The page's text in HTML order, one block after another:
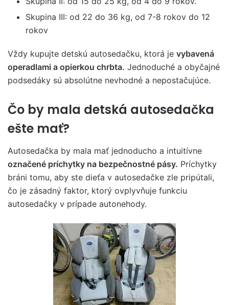
Skupina III: od 22 do 36 kg, od 7-8 rokov do 12
rokov
Vždy kupujte detskú autosedačku, ktorá je vybavená
operadlami a opierkou chrbta. Jednoduché a obyčajné
podsedáky sú absolútne nevhodné a nepostačujúce.
Čo by mala detská autosedačka
ešte mať?
Autosedačka by mala mať jednoducho a intuitívne
označené príchytky na bezpečnostné pásy. Príchytky
bráni tomu, aby ste dieťa v autosedačke zle pripútali,
čo je zásadný faktor, ktorý ovplyvňuje funkciu
autosedačky v prípade autonehody.